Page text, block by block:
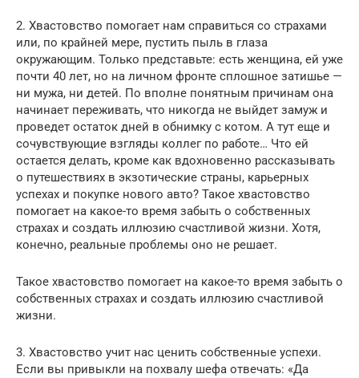
2. Хвастовство помогает нам справиться со страхами
или, по крайней мере, пустить пыль в глаза
окружающим. Только представьте: есть женщина, ей уже
почти 40 лет, но на личном фронте сплошное затишье —
ни мужа, ни детей. По вполне понятным причинам она
начинает переживать, что никогда не выйдет замуж и
проведет остаток дней в обнимку с котом. А тут еще и
сочувствующие взгляды коллег по работе… Что ей
остается делать, кроме как вдохновенно рассказывать
о путешествиях в экзотические страны, карьерных
успехах и покупке нового авто? Такое хвастовство
помогает на какое-то время забыть о собственных
страхах и создать иллюзию счастливой жизни. Хотя,
конечно, реальные проблемы оно не решает.
Такое хвастовство помогает на какое-то время забыть о
собственных страхах и создать иллюзию счастливой
жизни.
3. Хвастовство учит нас ценить собственные успехи.
Если вы привыкли на похвалу шефа отвечать: «Да